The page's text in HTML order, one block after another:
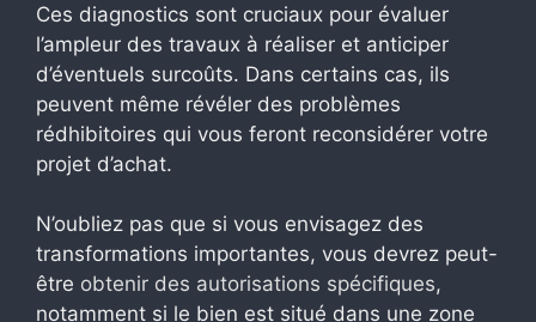
Ces diagnostics sont cruciaux pour évaluer
l’ampleur des travaux à réaliser et anticiper
d’éventuels surcoûts. Dans certains cas, ils
peuvent même révéler des problèmes
rédhibitoires qui vous feront reconsidérer votre
projet d’achat.
N’oubliez pas que si vous envisagez des
transformations importantes, vous devrez peut-
être obtenir des autorisations spécifiques,
notamment si le bien est situé dans une zone